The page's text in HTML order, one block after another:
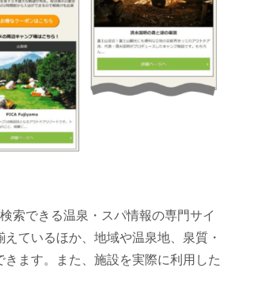
索できる温泉・スパ情報の専門サイ
ているほか、地域や温泉地、泉質・
ます。また、施設を実際に利用した